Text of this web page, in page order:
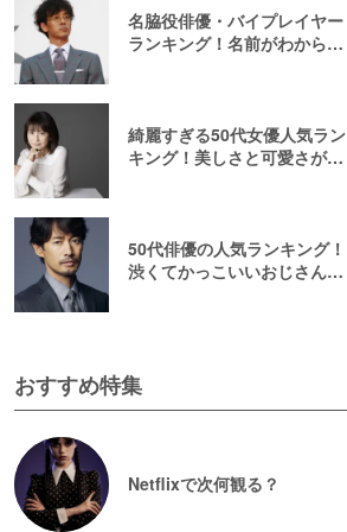
名脇役俳優・バイプレイヤー
ランキング！名前がわからな
綺麗すぎる50代女優人気ラン
キング！美しさと可愛さが魅
50代俳優の人気ランキング！
渋くてかっこいいおじさん俳
おすすめ特集
Netflixで次何観る？